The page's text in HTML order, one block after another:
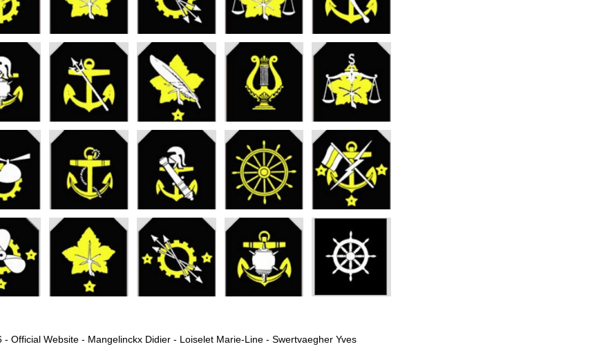
- Official Website - Mangelinckx Didier - Loiselet Marie-Line - Swertvaegher Yves